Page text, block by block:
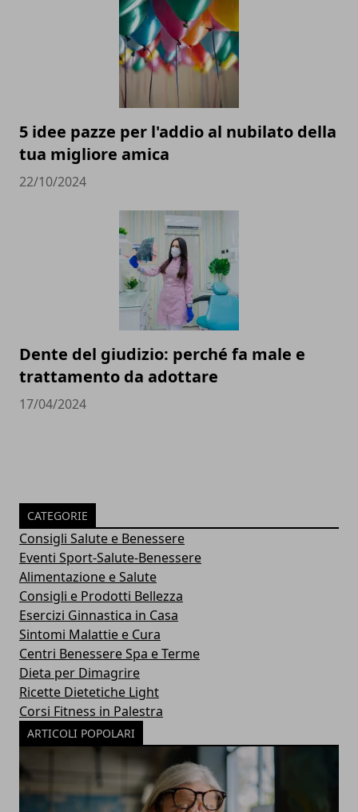
5 idee pazze per l'addio al nubilato della
tua migliore amica
22/10/2024
Dente del giudizio: perché fa male e
trattamento da adottare
17/04/2024
CATEGORIE
Consigli Salute e Benessere
Eventi Sport-Salute-Benessere
Alimentazione e Salute
Consigli e Prodotti Bellezza
Esercizi Ginnastica in Casa
Sintomi Malattie e Cura
Centri Benessere Spa e Terme
Dieta per Dimagrire
Ricette Dietetiche Light
Corsi Fitness in Palestra
ARTICOLI POPOLARI